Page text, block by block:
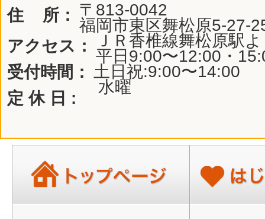
住 所： 〒813-0042
福岡市東区舞松原5-27-
アクセス：
ＪＲ香椎線舞松原駅
受付時間：
平日9:00〜12:00・
土日祝:9:00〜14:00
定 休 日 :
水曜